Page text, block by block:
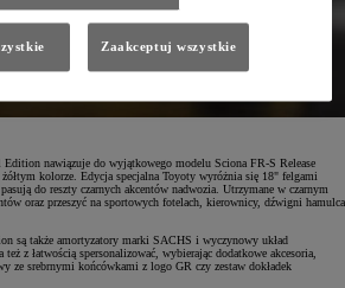
nawiązuje do wyjątkowego modelu Sciona FR-S Release
kolorze. Edycja specjalna Toyoty wyróżnia się 18" felgami
do reszty czarnych akcentów nadwozia. Utrzymane w czarnym
oraz przeszyć na sportowych fotelach, kierownicy, dźwigni hamulca
są także amortyzatory marki SACHS i wyczynowy układ
z łatwością spersonalizować, wybierając dodatkowe akcesoria,
ze srebrnymi końcówkami z logo GR czy zestaw dokładek
Zaakceptuj wszystkie